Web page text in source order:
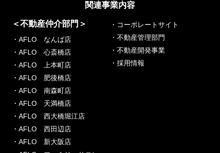
関連事業内容
＜不動産仲介部門＞
・AFLO なんば店
・AFLO 心斎橋店
・AFLO 上本町店
・AFLO 肥後橋店
・AFLO 南森町店
・AFLO 天満橋店
・AFLO 西大橋堀江店
・AFLO 西田辺店
・AFLO 新大阪店
・コーポレートサイト
・不動産管理部門
・不動産開発事業
・採用情報